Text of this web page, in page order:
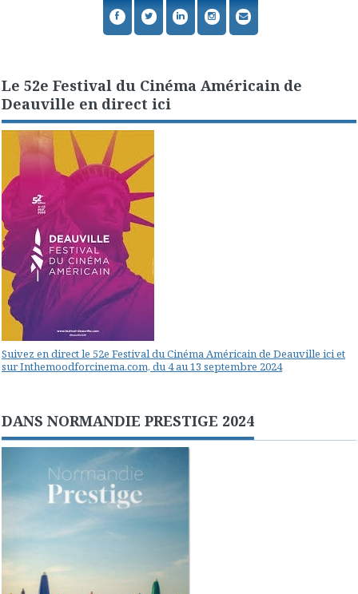
Le 52e Festival du Cinéma Américain de
Deauville en direct ici
Suivez en direct le 52e Festival du Cinéma Américain de Deauville ici et
sur Inthemoodforcinema.com, du 4 au 13 septembre 2024
DANS NORMANDIE PRESTIGE 2024